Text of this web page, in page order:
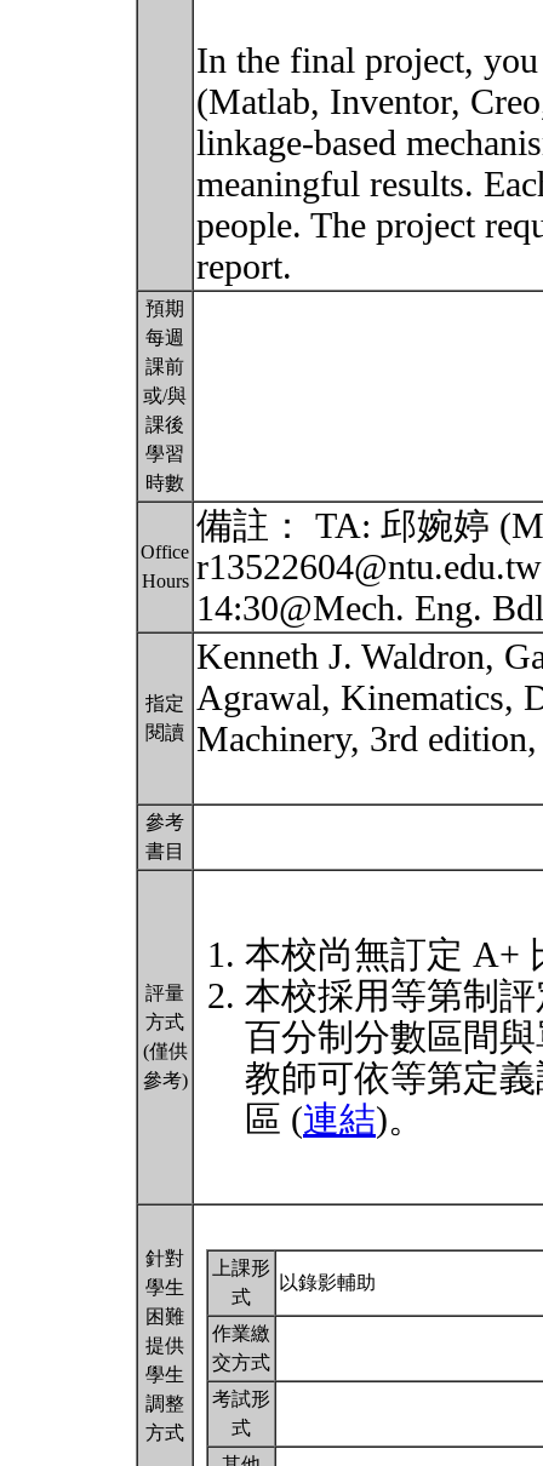
In the final project,
(Matlab, Inventor,
linkage-based
meaningful results.
people. The project
report.
預期
每週
課前
或/與
課後
學習
時數
Office
Hours
備註： TA: 邱婉婷
14:30@Mech. Eng.
指定
閱讀
Kenneth J. Waldron,
Agrawal, Kinematics,
Machinery, 3rd
參考
書目
評量
方式
(僅供
參考)
本校尚無訂定 A+
本校採用等第制
百分制分數區間
教師可依等第定
區 (連結)。
針對
學生
困難
提供
學生
調整
方式
上課形
式
以錄影輔助
作業繳
交方式
考試形
式